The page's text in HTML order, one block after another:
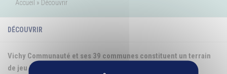
Accueil » Découvrir
DÉCOUVRIR
Vichy Communauté et ses 39 communes constituent un terrain
de jeu idéal pour de multiples activités de pleine nature.